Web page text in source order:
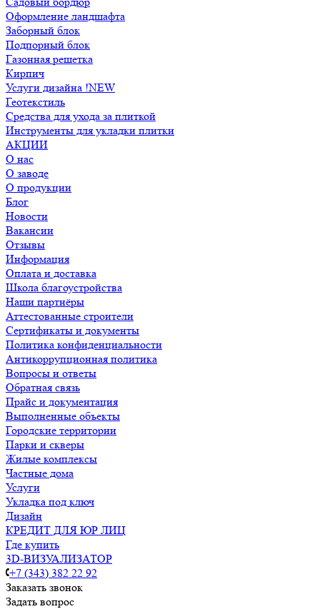
Оформление ландшафта
Заборный блок
Подпорный блок
Газонная решетка
Кирпич
Услуги дизайна !NEW
Геотекстиль
Средства для ухода за плиткой
Инструменты для укладки плитки
АКЦИИ
О нас
О заводе
О продукции
Блог
Новости
Вакансии
Отзывы
Информация
Оплата и доставка
Школа благоустройства
Наши партнёры
Аттестованные строители
Сертификаты и документы
Политика конфиденциальности
Антикоррупционная политика
Вопросы и ответы
Обратная связь
Прайс и документация
Выполненные объекты
Городские территории
Парки и скверы
Жилые комплексы
Частные дома
Услуги
Укладка под ключ
Дизайн
КРЕДИТ ДЛЯ ЮР ЛИЦ
Где купить
3D-ВИЗУАЛИЗАТОР
+7 (343) 382 22 92
Заказать звонок
Задать вопрос